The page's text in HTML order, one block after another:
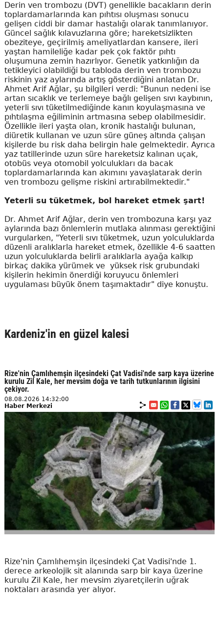
Derin ven trombozu (DVT) genellikle bacakların derin
toplardamarlarında kan pıhtısı oluşması sonucu
gelişen ciddi bir damar hastalığı olarak tanımlanıyor.
Güncel sağlık kılavuzlarına göre; hareketsizlikten
obeziteye, geçirilmiş ameliyatlardan kansere, ileri
yaştan hamileliğe kadar pek çok faktör pıhtı
oluşumuna zemin hazırlıyor. Genetik yatkınlığın da
tetikleyici olabildiği bu tabloda derin ven trombozu
riskinin yaz aylarında artış gösterdiğini anlatan Dr.
Ahmet Arif Ağlar, şu bilgileri verdi: "Bunun nedeni ise
artan sıcaklık ve terlemeye bağlı gelişen sıvı kaybının,
yeterli sıvı tüketilmediğinde kanın koyulaşmasına ve
pıhtılaşma eğiliminin artmasına sebep olabilmesidir.
Özellikle ileri yaşta olan, kronik hastalığı bulunan,
diüretik kullanan ve uzun süre güneş altında çalışan
kişilerde bu risk daha belirgin hale gelmektedir. Ayrıca
yaz tatillerinde uzun süre hareketsiz kalınan uçak,
otobüs veya otomobil yolculukları da bacak
toplardamarlarında kan akımını yavaşlatarak derin
ven trombozu gelişme riskini artırabilmektedir."
Yeterli su tüketmek, bol hareket etmek şart!
Dr. Ahmet Arif Ağlar, derin ven trombozuna karşı yaz
aylarında bazı önlemlerin mutlaka alınması gerektiğini
vurgularken, "Yeterli sıvı tüketmek, uzun yolculuklarda
düzenli aralıklarla hareket etmek, özellikle 4-6 saatten
uzun yolculuklarda belirli aralıklarla ayağa kalkıp
birkaç dakika yürümek ve yüksek risk grubundaki
kişilerin hekimin önerdiği koruyucu önlemleri
uygulaması büyük önem taşımaktadır" diye konuştu.
Kardeniz'in en güzel kalesi
Rize'nin Çamlıhemşin ilçesindeki Çat Vadisi'nde sarp kaya üzerine
kurulu Zil Kale, her mevsim doğa ve tarih tutkunlarının ilgisini
çekiyor.
08.08.2026 14:32:00
Haber Merkezi
Rize'nin Çamlıhemşin ilçesindeki Çat Vadisi'nde 1.
derece arkeolojik sit alanında sarp bir kaya üzerine
kurulu Zil Kale, her mevsim ziyaretçilerin uğrak
noktaları arasında yer alıyor.